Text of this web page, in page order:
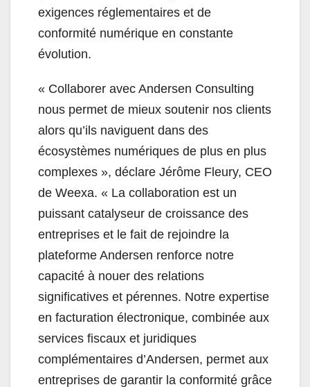
exigences réglementaires et de
conformité numérique en constante
évolution.
« Collaborer avec Andersen Consulting
nous permet de mieux soutenir nos clients
alors qu’ils naviguent dans des
écosystèmes numériques de plus en plus
complexes », déclare Jérôme Fleury, CEO
de Weexa. « La collaboration est un
puissant catalyseur de croissance des
entreprises et le fait de rejoindre la
plateforme Andersen renforce notre
capacité à nouer des relations
significatives et pérennes. Notre expertise
en facturation électronique, combinée aux
services fiscaux et juridiques
complémentaires d’Andersen, permet aux
entreprises de garantir la conformité grâce